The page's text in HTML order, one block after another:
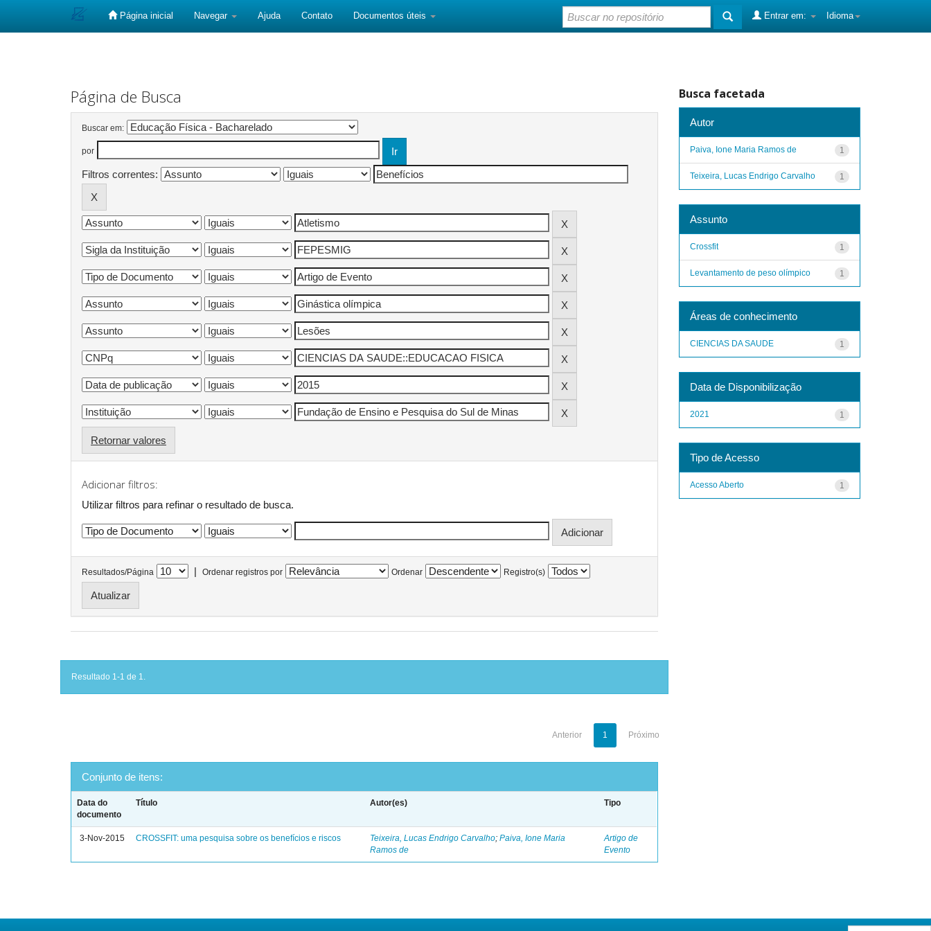
Página inicial Navegar Ajuda Contato Documentos úteis Idioma
Entrar em:
Página de Busca
Buscar em:
por
Filtros correntes:
Retornar valores
Adicionar filtros:
Utilizar filtros para refinar o resultado de busca.
Resultados/Página | Ordenar registros por Ordenar Registro(s)
Resultado 1-1 de 1.
Anterior 1 Próximo
Conjunto de itens:
Data do
documento
Título Autor(es) Tipo
3-Nov-2015 CROSSFIT: uma pesquisa sobre os benefícios e riscos Teixeira, Lucas Endrigo Carvalho;Paiva, Ione Maria
Ramos de
Artigo de
Evento
Busca facetada
Autor
1
Paiva, Ione Maria Ramos de
1
Teixeira, Lucas Endrigo Carvalho
Assunto
1
Crossfit
1
Levantamento de peso olímpico
Áreas de conhecimento
1
CIENCIAS DA SAUDE
Data de Disponibilização
1
2021
Tipo de Acesso
1
Acesso Aberto